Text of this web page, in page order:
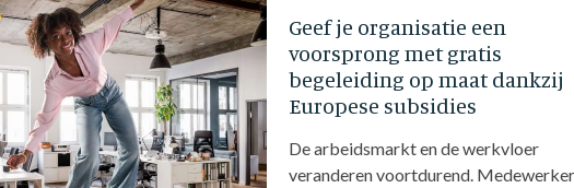
Geef je organisatie een
voorsprong met gratis
begeleiding op maat dankzij
Europese subsidies
De arbeidsmarkt en de werkvloer
veranderen voortdurend.